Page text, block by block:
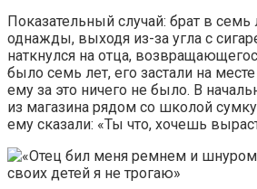
Показательный случай: брат в семь
однажды, выходя из-за угла с
наткнулся на отца,
было семь лет, его застали на
ему за это ничего не было. В
из магазина рядом со школой сумку
ему сказали: «Ты что, хочешь